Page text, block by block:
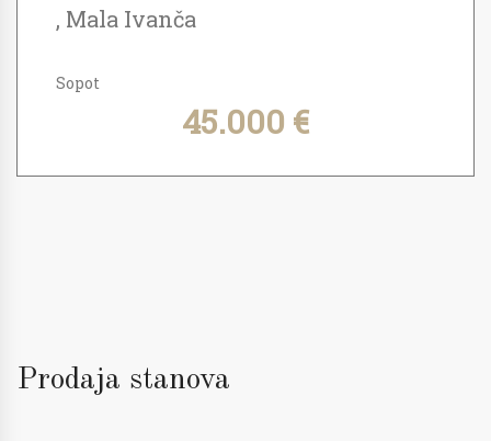
, Mala Ivanča
Sopot
45.000 €
Prodaja stanova